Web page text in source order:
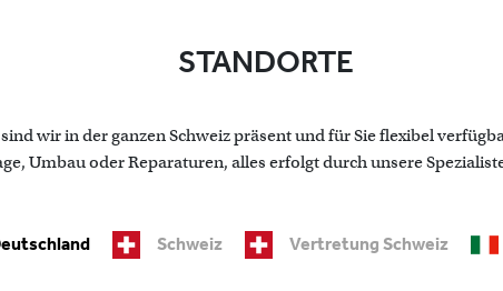
STANDORTE
wir in der ganzen Schweiz präsent und für Sie flexibel
Umbau oder Reparaturen, alles erfolgt durch unsere
Schweiz Vertretung Schweiz